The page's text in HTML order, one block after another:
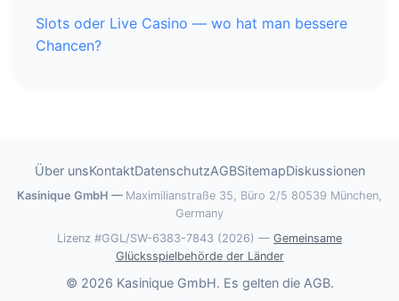
Slots oder Live Casino — wo hat man bessere
Chancen?
Über unsKontaktDatenschutzAGBSitemapDiskussionen
Kasinique GmbH Maximilianstraße 35, Büro 2/5 80539 München,
Germany
Lizenz #GGL/SW-6383-7843 (2026) — Gemeinsame
Glücksspielbehörde der Länder
© 2026 Kasinique GmbH. Es gelten die AGB.